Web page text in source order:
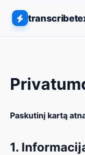
Paskutinį kartą
1.